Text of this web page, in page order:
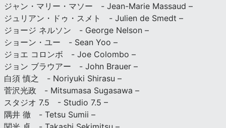
ジャン・マリー・マソー - Jean-Marie Massaud –
ジュリアン・ドゥ・スメト - Julien de Smedt –
ジョージ ネルソン - George Nelson –
ショーン・ユー - Sean Yoo –
ジョエ コロンボ - Joe Colombo –
ジョン ブラウアー - John Brauer –
白須 慎之 - Noriyuki Shirasu –
菅沢光政 - Mitsumasa Sugasawa –
スタジオ 7.5 - Studio 7.5 –
隅井 徹 - Tetsu Sumii –